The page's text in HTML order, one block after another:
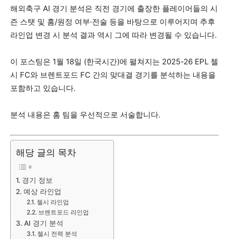
해외축구 AI 경기 분석은 직전 경기에 출장한 플레이어들의 시
즌 스탯 및 홈/원정 여부·전술 등을 바탕으로 이루어지며 추후
라인업 변경 시 분석 결과 역시 그에 따라 변경될 수 있습니다.
이 포스팅은 1월 18일 (한국시간)에 펼쳐지는 2025-26 EPL 첼
시 FC와 브렌트포드 FC 간의 맞대결 경기를 분석하는 내용을
포함하고 있습니다.
분석 내용은 홈 팀을 우선적으로 서술합니다.
해당 글의 목차
경기 정보
예상 라인업
첼시 라인업
브렌트포드 라인업
AI 경기 분석
첼시 전력 분석